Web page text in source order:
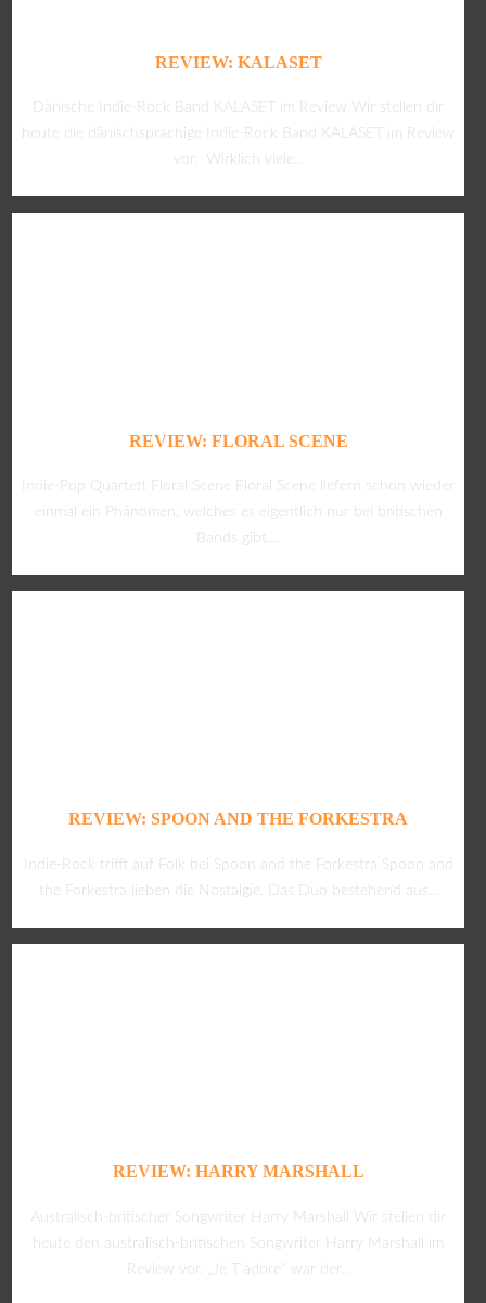
REVIEW: KALASET
Dänische Indie-Rock Band KALASET im Review Wir stellen dir
heute die dänischsprachige Indie-Rock Band KALASET im Review
vor. Wirklich viele...
REVIEW: FLORAL SCENE
Indie-Pop Quartett Floral Scene Floral Scene liefern schon wieder
einmal ein Phänomen, welches es eigentlich nur bei britischen
Bands gibt....
REVIEW: SPOON AND THE FORKESTRA
Indie-Rock trifft auf Folk bei Spoon and the Forkestra Spoon and
the Forkestra lieben die Nostalgie. Das Duo bestehend aus...
REVIEW: HARRY MARSHALL
Australisch-britischer Songwriter Harry Marshall Wir stellen dir
heute den australisch-britischen Songwriter Harry Marshall im
Review vor. „Je T’adore“ war der...